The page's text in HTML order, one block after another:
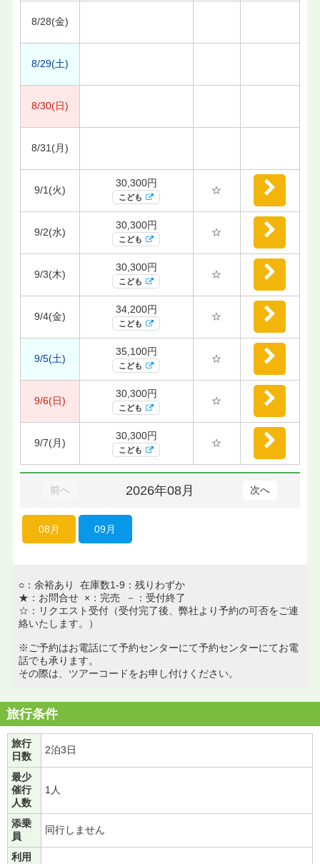
8/28(金)
8/29(土)
8/30(日)
8/31(月)
9/1(火)
30,300円
こども
☆
9/2(水)
30,300円
こども
☆
9/3(木)
30,300円
こども
☆
9/4(金)
34,200円
こども
☆
9/5(土)
35,100円
こども
☆
9/6(日)
30,300円
こども
☆
9/7(月)
30,300円
こども
☆
前へ 2026年08月 次へ
08月 09月
○：余裕あり 在庫数1-9：残りわずか
★：お問合せ ×：完売 －：受付終了
☆：リクエスト受付（受付完了後、弊社より予約の可否をご連
絡いたします。）
※ご予約はお電話にて予約センターにて予約センターにてお電
話でも承ります。
その際は、ツアーコードをお申し付けください。
旅行条件
旅行
日数
2泊3日
最少
催行
人数
1人
添乗
員
同行しません
利用